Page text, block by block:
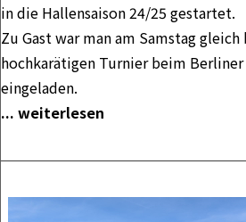
in die Hallensaison 24/25 gestartet.
Zu Gast war man am Samstag
hochkarätigen Turnier beim
eingeladen.
... weiterlesen